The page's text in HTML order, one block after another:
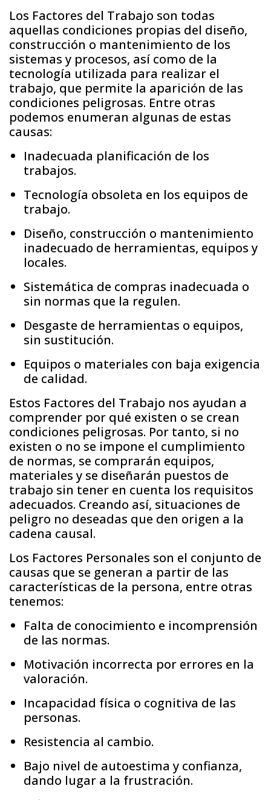
Los Factores del Trabajo son todas
aquellas condiciones propias del diseño,
construcción o mantenimiento de los
sistemas y procesos, así como de la
tecnología utilizada para realizar el
trabajo, que permite la aparición de las
condiciones peligrosas. Entre otras
podemos enumeran algunas de estas
causas:
Inadecuada planificación de los
trabajos.
Tecnología obsoleta en los equipos de
trabajo.
Diseño, construcción o mantenimiento
inadecuado de herramientas, equipos y
locales.
Sistemática de compras inadecuada o
sin normas que la regulen.
Desgaste de herramientas o equipos,
sin sustitución.
Equipos o materiales con baja exigencia
de calidad.
Estos Factores del Trabajo nos ayudan a
comprender por qué existen o se crean
condiciones peligrosas. Por tanto, si no
existen o no se impone el cumplimiento
de normas, se comprarán equipos,
materiales y se diseñarán puestos de
trabajo sin tener en cuenta los requisitos
adecuados. Creando así, situaciones de
peligro no deseadas que den origen a la
cadena causal.
Los Factores Personales son el conjunto de
causas que se generan a partir de las
características de la persona, entre otras
tenemos:
Falta de conocimiento e incomprensión
de las normas.
Motivación incorrecta por errores en la
valoración.
Incapacidad física o cognitiva de las
personas.
Resistencia al cambio.
Bajo nivel de autoestima y confianza,
dando lugar a la frustración.